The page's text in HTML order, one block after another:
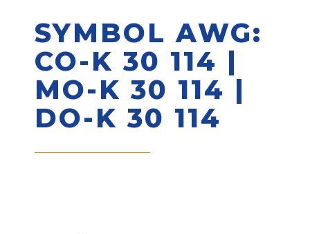
SYMBOL AWG:
CO-K 30 114 |
MO-K 30 114 |
DO-K 30 114